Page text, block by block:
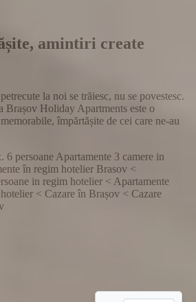
amintiri create
la noi se trăiesc, nu se povestesc.
Brașov Holiday Apartments este o
împărtășite de cei care ne-au
6 persoane Apartamente 3 camere in
în regim hotelier Brasov <
in regim hotelier < Apartamente
< Cazare în Brașov < Cazare